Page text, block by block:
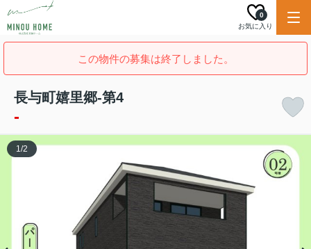
お気に入り
0
この物件の募集は終了しました。
長与町嬉里郷-第4
-
1/2